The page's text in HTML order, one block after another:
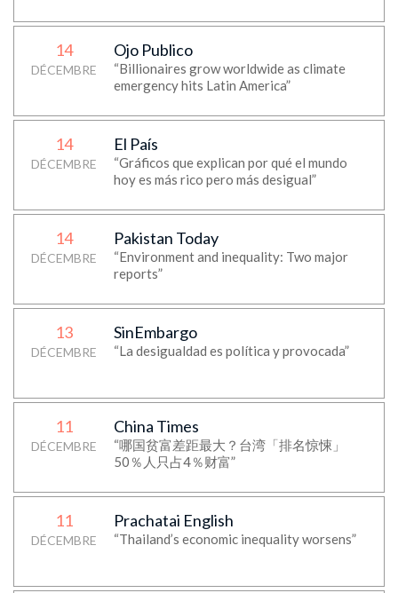
14
DÉCEMBRE
Ojo Publico
“Billionaires grow worldwide as climate
emergency hits Latin America”
14
DÉCEMBRE
El País
“Gráficos que explican por qué el mundo
hoy es más rico pero más desigual”
14
DÉCEMBRE
Pakistan Today
“Environment and inequality: Two major
reports”
13
DÉCEMBRE
SinEmbargo
“La desigualdad es política y provocada”
11
DÉCEMBRE
China Times
“哪国贫富差距最大？台湾「排名惊悚」
50％人只占4％财富”
11
DÉCEMBRE
Prachatai English
“Thailand’s economic inequality worsens”